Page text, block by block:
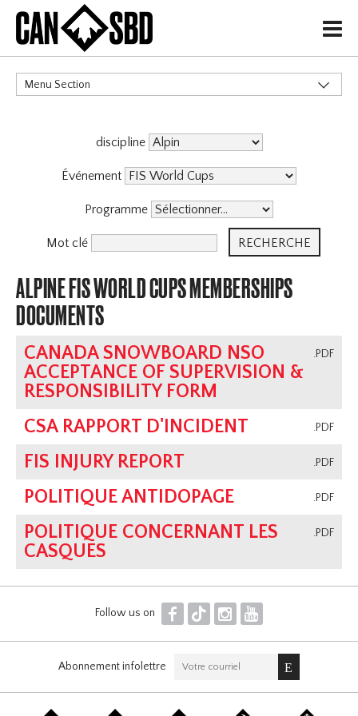
H
Menu Section
Événements & Compétitions
discipline
Événement
Programme
Mot clé
ALPINE FIS WORLD CUPS MEMBERSHIPS
DOCUMENTS
.PDF
CANADA SNOWBOARD NSO
ACCEPTANCE OF SUPERVISION &
RESPONSIBILITY FORM
.PDF
CSA RAPPORT D'INCIDENT
.PDF
FIS INJURY REPORT
.PDF
POLITIQUE ANTIDOPAGE
.PDF
POLITIQUE CONCERNANT LES
CASQUES
Follow us on F T I Y
Abonnement infolettre